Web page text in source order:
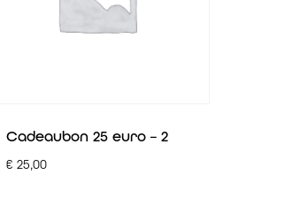
Cadeaubon 25 euro – 2
€ 25,00